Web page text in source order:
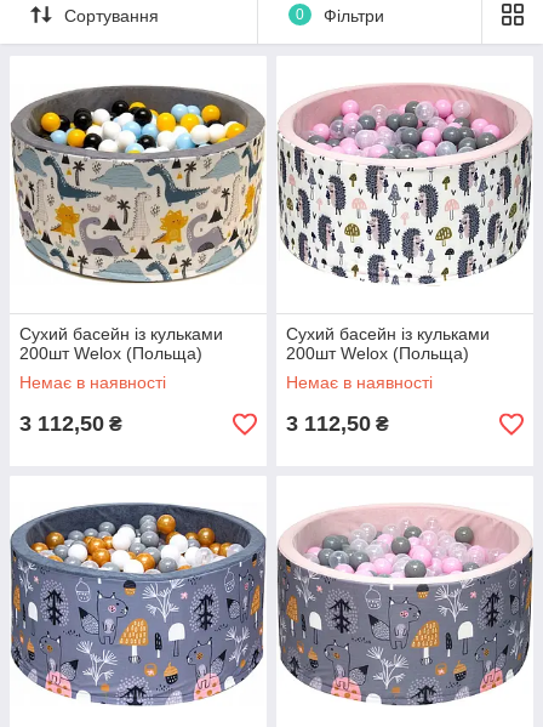
Сортування 0 Фільтри
Сухий басейн із кульками
200шт Welox (Польща)
Немає в наявності
3 112,50 ₴
Сухий басейн із кульками
200шт Welox (Польща)
Немає в наявності
3 112,50 ₴